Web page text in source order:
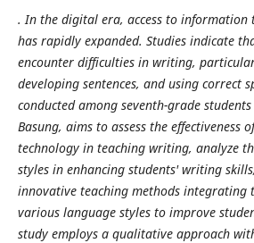
. In the digital era, access to information
has rapidly expanded. Studies indicate
encounter difficulties in writing,
developing sentences, and using correct
conducted among seventh-grade
Basung, aims to assess the effectiveness
technology in teaching writing, analyze
styles in enhancing students' writing
innovative teaching methods integrating
various language styles to improve
study employs a qualitative approach